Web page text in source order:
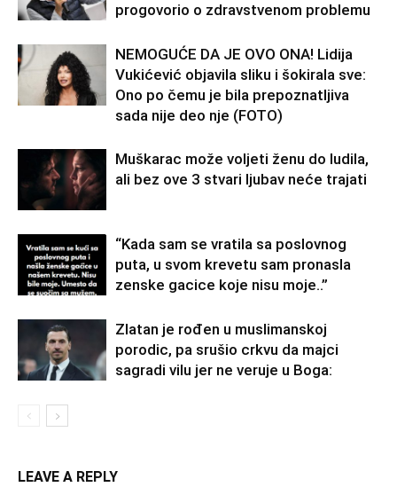
progovorio o zdravstvenom problemu
NEMOGUĆE DA JE OVO ONA! Lidija
Vukićević objavila sliku i šokirala sve:
Ono po čemu je bila prepoznatljiva
sada nije deo nje (FOTO)
Muškarac može voljeti ženu do ludila,
ali bez ove 3 stvari ljubav neće trajati
“Kada sam se vratila sa poslovnog
puta, u svom krevetu sam pronasla
zenske gacice koje nisu moje..”
Zlatan je rođen u muslimanskoj
porodic, pa srušio crkvu da majci
sagradi vilu jer ne veruje u Boga:
LEAVE A REPLY